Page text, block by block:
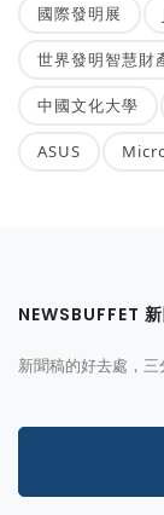
國際發明展
世界發明智慧財
中國文化大學
ASUS
NEWSBUFFET
新聞稿的好去處，三